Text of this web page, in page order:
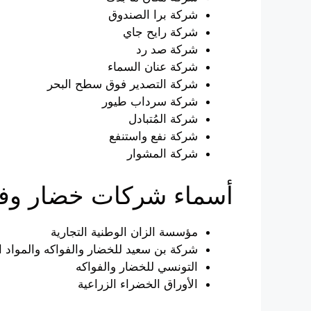
شركة برا الصندوق
شركة رايح جاي
شركة صد رد
شركة عنان السماء
شركة التصدير فوق سطح البحر
شركة سرداب طيور
شركة المُتبادل
شركة نفع واستنفع
شركة المشوار
أسماء شركات خضار
مؤسسة الزان الوطنية التجارية
شركة بن سعيد للخضار والفواكه والمواد
التونسي للخضار والفواكه
الأوراق الخضراء الزراعية